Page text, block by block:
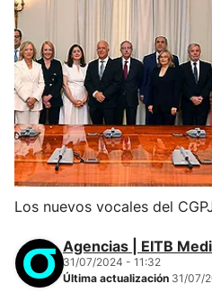
Los nuevos vocales del
Agencias | EITB
31/07/2024 - 11:32
Última actualización 31/07/